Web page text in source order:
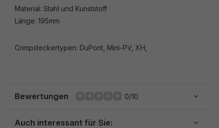
Material: Stahl und Kunststoff
Länge: 195mm
Crimpsteckertypen: DuPont, Mini-PV, XH,
Bewertungen 0/10
Auch interessant für Sie: